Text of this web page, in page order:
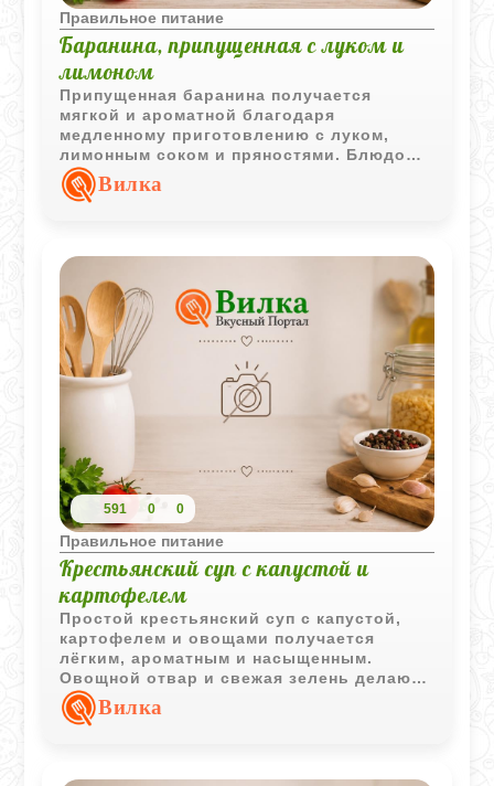
Правильное питание
Баранина, припущенная с луком и
лимоном
Припущенная баранина получается
мягкой и ароматной благодаря
медленному приготовлению с луком,
лимонным соком и пряностями. Блюдо
хорошо сочетается с картофелем, рисом
или овощным гарниром.
Вилка
591 0 0
Правильное питание
Крестьянский суп с капустой и
картофелем
Простой крестьянский суп с капустой,
картофелем и овощами получается
лёгким, ароматным и насыщенным.
Овощной отвар и свежая зелень делают
вкус особенно домашним.
Вилка